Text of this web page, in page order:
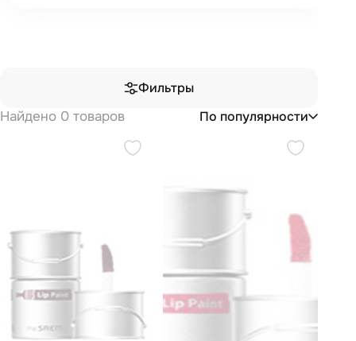
Фильтры
Найдено 0 товаров
По популярности